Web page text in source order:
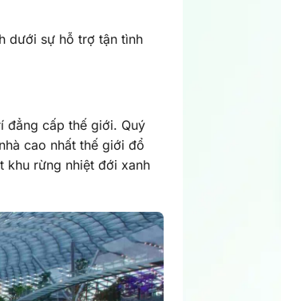
dưới sự hỗ trợ tận tình
đẳng cấp thế giới. Quý
cao nhất thế giới đổ
khu rừng nhiệt đới xanh